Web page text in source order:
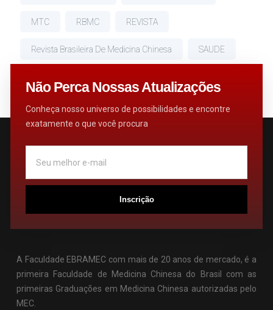
MTC RBMC REVISTA
Revista Brasileira De Medicina Chinesa SAUDE
Não Perca Nossas Atualizações
Conheça nosso universo de possibilidades e encontre
exatamente o que você procura
Inscrição
A Faculdade EBRAMEC com mais de 20 anos de mercado, é a
primeira Faculdade de Medicina Chinesa do Brasil com as
primeiras Graduações em Medicina Chinesa autorizadas pelo
MEC.